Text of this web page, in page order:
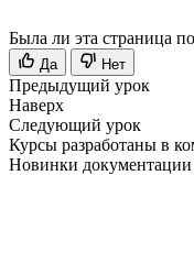
Была ли эта страница
Да Нет
Предыдущий урок
Наверх
Следующий урок
Курсы разработаны в
Новинки документации